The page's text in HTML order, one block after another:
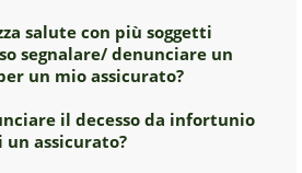
salute con più soggetti
segnalare/ denunciare un
un mio assicurato?
il decesso da infortunio
un assicurato?